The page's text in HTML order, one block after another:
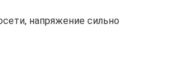
напряжение сильно